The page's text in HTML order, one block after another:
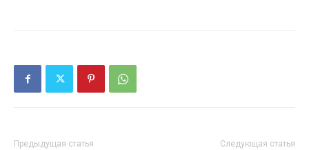
Предыдущая статья Следующая статья